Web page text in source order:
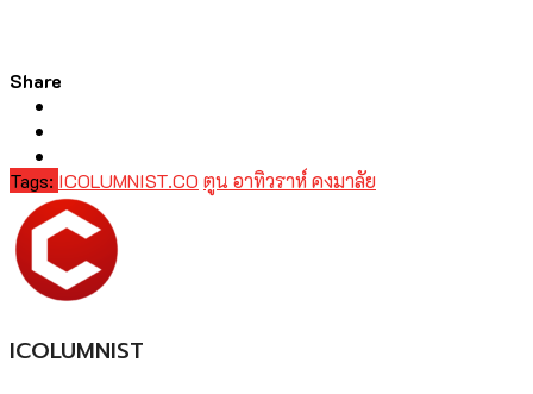
Share
Tags: ICOLUMNIST.CO ตูน อาทิวราห์ คงมาลัย
ICOLUMNIST